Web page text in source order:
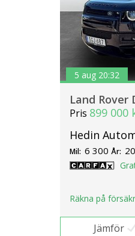
5 aug 20:32
Land Rover
Pris 899 000
Hedin
Mil: 6 300 År:
Räkna på
Jämför